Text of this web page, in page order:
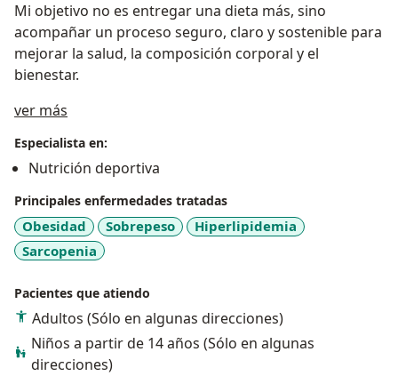
Mi objetivo no es entregar una dieta más, sino
acompañar un proceso seguro, claro y sostenible para
mejorar la salud, la composición corporal y el
bienestar.
ver más
Especialista en:
Nutrición deportiva
Principales enfermedades tratadas
Obesidad Sobrepeso
Hiperlipidemia
Sarcopenia
Pacientes que atiendo
Adultos (Sólo en algunas direcciones)
Niños a partir de 14 años (Sólo en algunas
direcciones)